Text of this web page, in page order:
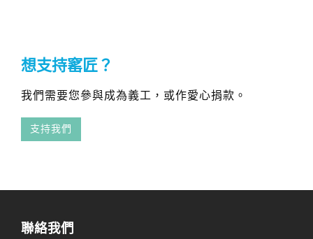
想支持窰匠？
我們需要您參與成為義工，或作愛心捐款。
支持我們
聯絡我們